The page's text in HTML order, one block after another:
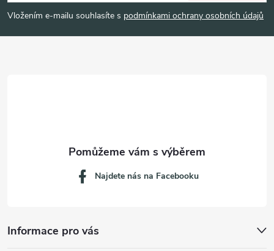
p
a
Vložením e-mailu souhlasíte s podmínkami ochrany osobních údajů
Informace pro vás
Najdete nás na Facebooku